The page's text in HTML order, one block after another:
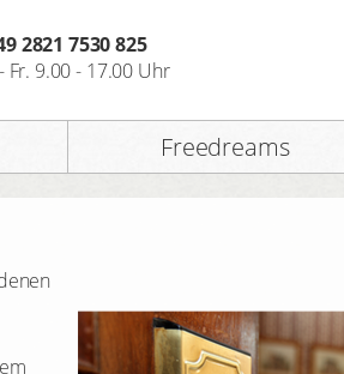
2821 7530 825
Fr. 9.00 - 17.00 Uhr
Freedreams